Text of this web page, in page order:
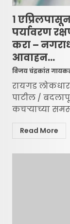
१
पर्यावरण
करा –
आवाहन…
विजय चंद्रकांत
रायगड
पाटील /
कचऱ्याच्या
Read More